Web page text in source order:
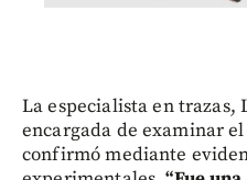
La especialista en trazas,
encargada de examinar
confirmó mediante